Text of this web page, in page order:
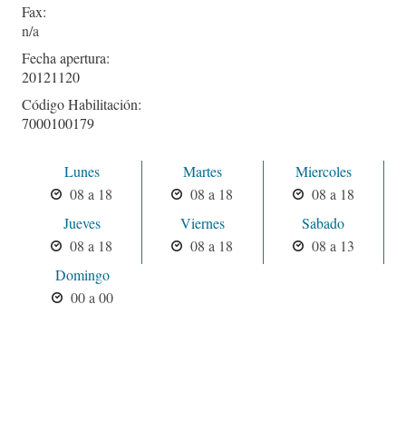
Fax:
Fecha apertura:
20121120
Código Habilitación:
7000100179
Lunes
08 a 18
Martes
08 a 18
Miercoles
08 a 18
Jueves
08 a 18
Viernes
08 a 18
Sabado
08 a 13
Domingo
00 a 00